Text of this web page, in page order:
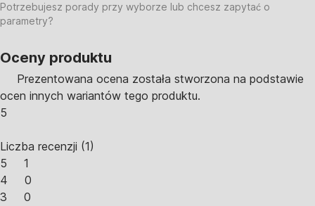
Potrzebujesz porady przy wyborze lub chcesz zapytać o
parametry?
Oceny produktu
Prezentowana ocena została stworzona na podstawie
ocen innych wariantów tego produktu.
5
Liczba recenzji (1)
5
1
4
0
3
0